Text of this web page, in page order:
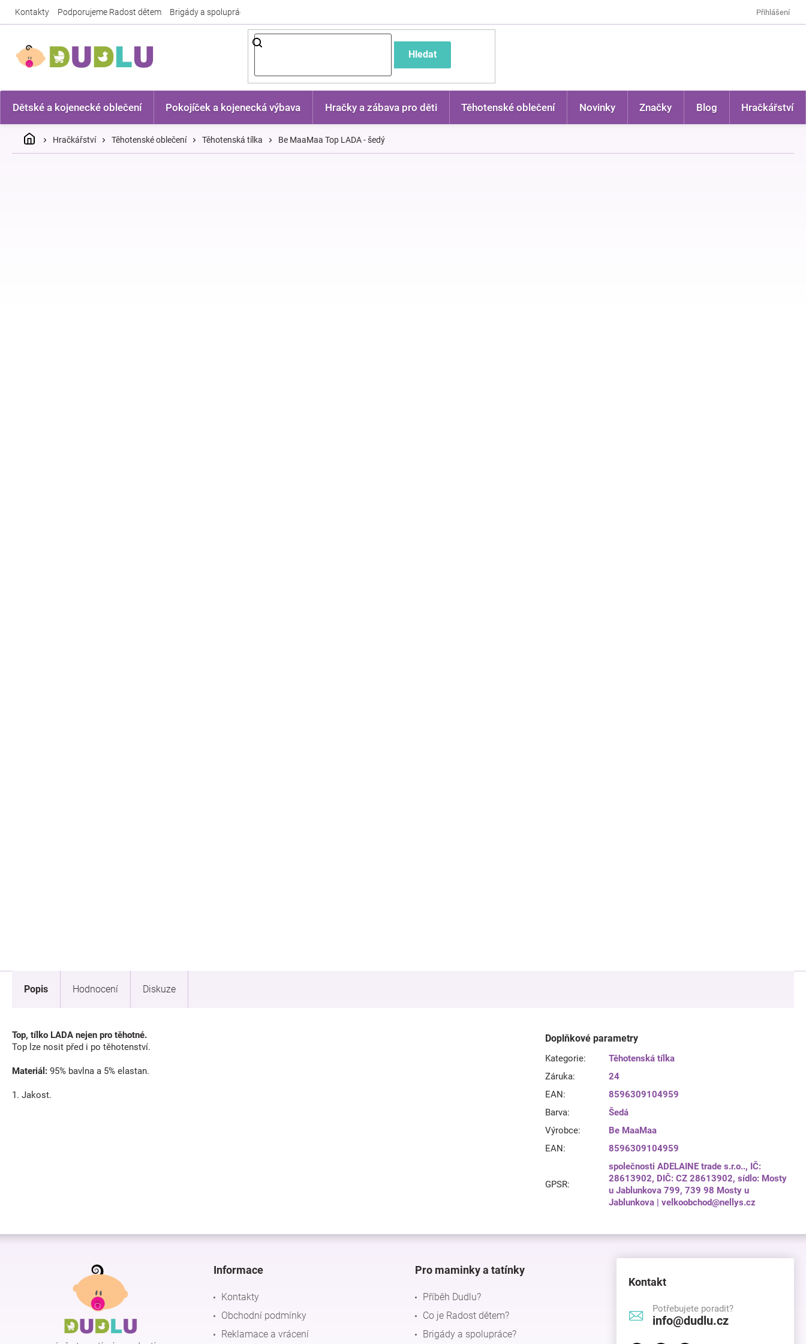
Kontakty Podporujeme Radost dětem Brigády a spolupráce Přihlášení
Hledat
Dětské a kojenecké oblečení Pokojíček a kojenecká výbava Hračky a zábava pro děti Těhotenské oblečení Novinky Značky Blog Hračkářství
DomůHračkářství Těhotenské oblečení Těhotenská tílka Be MaaMaa Top LADA - šedý
Popis Hodnocení Diskuze
Top, tílko LADA nejen pro těhotné.
Top lze nosit před i po těhotenství.
Materiál: 95% bavlna a 5% elastan.
1. Jakost.
Doplňkové parametry
Kategorie:
Těhotenská tílka
Záruka:
24
EAN:
8596309104959
Barva:
Šedá
Výrobce:
Be MaaMaa
EAN: 8596309104959
GPSR:
společnosti ADELAINE trade s.r.o.., IČ:
28613902, DIČ: CZ 28613902, sídlo: Mosty
u Jablunkova 799, 739 98 Mosty u
Jablunkova | velkoobchod@nellys.cz
Z
Informace
Kontakty
Obchodní podmínky
Reklamace a vrácení
Pro maminky a tatínky
Příběh Dudlu?
Co je Radost dětem?
Brigády a spolupráce?
Kontakt
Potřebujete poradit?
info@dudlu.cz